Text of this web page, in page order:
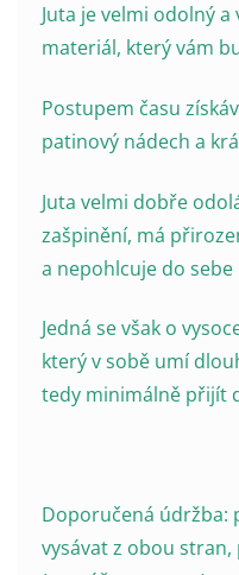
Juta je velmi odolný
materiál, který vám
Postupem času
patinový nádech a
Juta velmi dobře
zašpinění, má
a nepohlcuje do
Jedná se však o
který v sobě umí
tedy minimálně přijít
Doporučená údržba:
vysávat z obou